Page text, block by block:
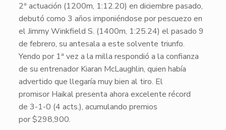
2ª actuación (1200m, 1:12.20) en diciembre pasado,
debutó como 3 años imponiéndose por pescuezo en
el Jimmy Winkfield S. (1400m, 1:25.24) el pasado 9
de febrero, su antesala a este solvente triunfo.
Yendo por 1ª vez a la milla respondió a la confianza
de su entrenador Kiaran McLaughlin, quien había
advertido que llegaría muy bien al tiro. El
promisor Haikalpresenta ahora excelente récord
de 3-1-0 (4 acts.), acumulando premios
por$298,900.